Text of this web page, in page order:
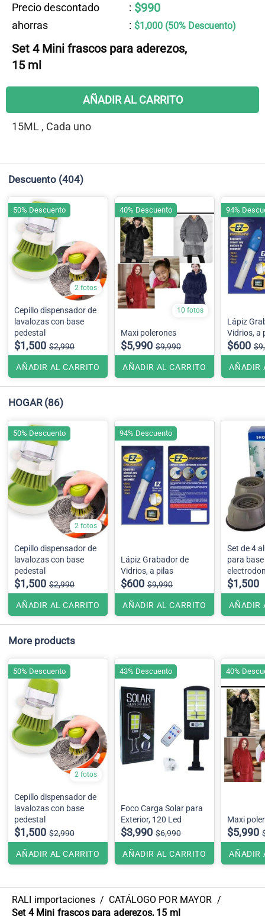
Precio descontado
: $990
ahorras : $1,000 (50% Descuento)
Set 4 Mini frascos para aderezos,
15 ml
AÑADIR AL CARRITO
15ML , Cada uno
Descuento (404)
2 fotos
Cepillo dispensador de
lavalozas con base
pedestal
$1,500 $2,990
AÑADIR AL CARRITO
50% Descuento
10 fotos
Maxi polerones
$5,990 $9,990
AÑADIR AL CARRITO
40% Descuento
Lápiz
Vidrios, a
$600
AÑADIR
94%
HOGAR (86)
2 fotos
Cepillo dispensador de
lavalozas con base
pedestal
$1,500 $2,990
AÑADIR AL CARRITO
50% Descuento
Lápiz Grabador de
Vidrios, a pilas
$600 $9,990
AÑADIR AL CARRITO
94% Descuento
Set de 4
para base
grades
$1,500
AÑADIR
More products
2 fotos
Cepillo dispensador de
lavalozas con base
pedestal
$1,500 $2,990
AÑADIR AL CARRITO
50% Descuento
Foco Carga Solar para
Exterior, 120 Led
$3,990 $6,990
AÑADIR AL CARRITO
43% Descuento
Maxi
$5,990
AÑADIR
40%
RALI importaciones / CATÁLOGO POR MAYOR /
Set 4 Mini frascos para aderezos, 15 ml